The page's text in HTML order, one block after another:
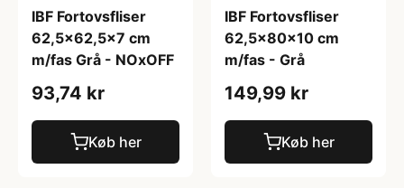
IBF Fortovsfliser
62,5x62,5x7 cm
m/fas Grå - NOxOFF
93,74 kr
Køb her
IBF Fortovsfliser
62,5x80x10 cm
m/fas - Grå
149,99 kr
Køb her